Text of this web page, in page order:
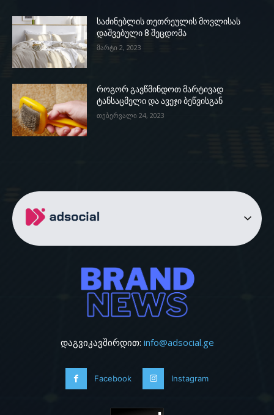
საძინებლის თეთრეულის მოვლისას
დაშვებული 8 შეცდომა
მარტი 2, 2023
როგორ გავწმინდოთ მარტივად
ტანსაცმელი და ავეჯი ბეწვისგან
თებერვალი 24, 2023
დაგვიკავშირდით: info@adsocial.ge
Facebook Instagram